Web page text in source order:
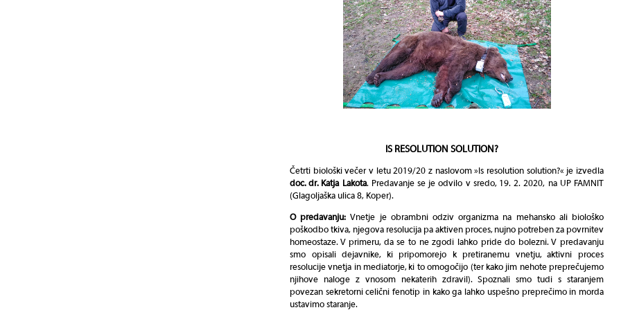
IS RESOLUTION SOLUTION?
Četrti biološki večer v letu 2019/20 z naslovom »Is resolution solution?« je izvedla
doc. dr. Katja Lakota. Predavanje se je odvilo v sredo, 19. 2. 2020, na UP FAMNIT
(Glagoljaška ulica 8, Koper).
O predavanju: Vnetje je obrambni odziv organizma na mehansko ali biološko
poškodbo tkiva, njegova resolucija pa aktiven proces, nujno potreben za povrnitev
homeostaze. V primeru, da se to ne zgodi lahko pride do bolezni. V predavanju
smo opisali dejavnike, ki pripomorejo k pretiranemu vnetju, aktivni proces
resolucije vnetja in mediatorje, ki to omogočijo (ter kako jim nehote preprečujemo
njihove naloge z vnosom nekaterih zdravil). Spoznali smo tudi s staranjem
povezan sekretorni celični fenotip in kako ga lahko uspešno preprečimo in morda
ustavimo staranje.